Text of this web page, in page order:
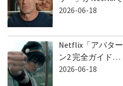
2026-06-18
Netflix「アバタ
ン2 完全ガイド…
2026-06-18